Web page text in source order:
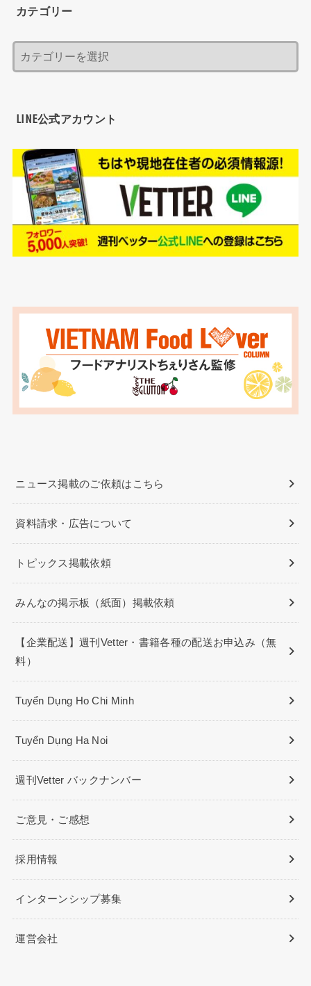
カテゴリー
LINE公式アカウント
ニュース掲載のご依頼はこちら
資料請求・広告について
トピックス掲載依頼
みんなの掲示板（紙面）掲載依頼
【企業配送】週刊Vetter・書籍各種の配送お申込み（無
料）
Tuyển Dụng Ho Chi Minh
Tuyển Dụng Ha Noi
週刊Vetter バックナンバー
ご意見・ご感想
採用情報
インターンシップ募集
運営会社